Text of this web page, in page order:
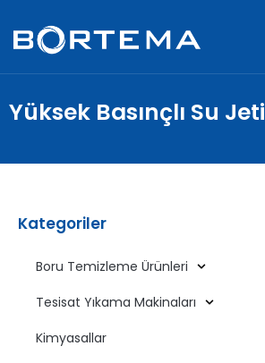
Yüksek Basınçlı Su Jeti
Kategoriler
Boru Temizleme Ürünleri
Tesisat Yıkama Makinaları
Kimyasallar